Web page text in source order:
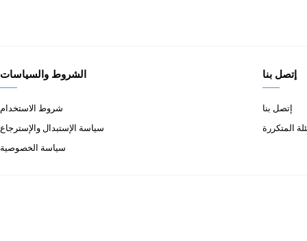
الشروط والسياسات
شروط الاستخدام
سياسة الإستبدال والإسترجاع
سياسة الخصوصية
إتصل بنا
إتصل بنا
المتكررة